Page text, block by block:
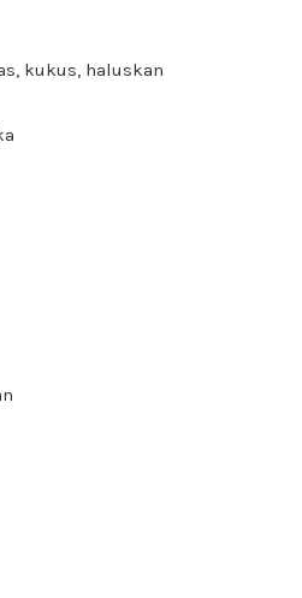
kukus, haluskan